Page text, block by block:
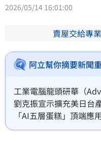
2026/05/14 16:01:00
賣屋交給專
阿立幫你摘要新聞
工業電腦龍頭研華（
劉克振宣示擴充美日台
「AI五層蛋糕」頂端
者，願月付500萬訂閱